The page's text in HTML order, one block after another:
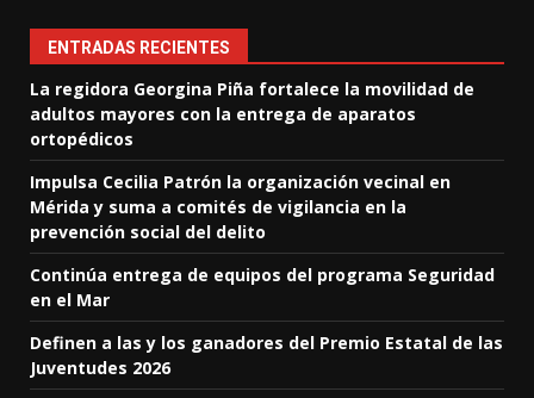
ENTRADAS RECIENTES
La regidora Georgina Piña fortalece la movilidad de
adultos mayores con la entrega de aparatos
ortopédicos
Impulsa Cecilia Patrón la organización vecinal en
Mérida y suma a comités de vigilancia en la
prevención social del delito
Continúa entrega de equipos del programa Seguridad
en el Mar
Definen a las y los ganadores del Premio Estatal de las
Juventudes 2026